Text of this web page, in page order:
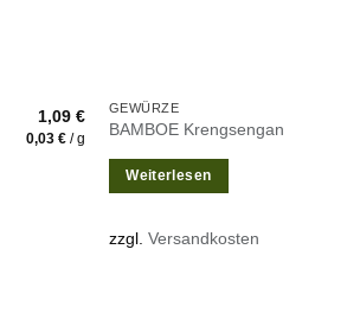
1,09€
0,03€ /g
GEWÜRZE
BAMBOE Krengsengan
Weiterlesen
zzgl. Versandkosten